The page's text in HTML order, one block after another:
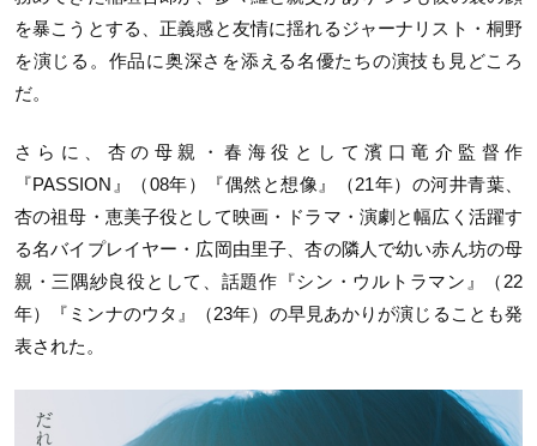
を暴こうとする、正義感と友情に揺れるジャーナリスト・桐野
を演じる。作品に奥深さを添える名優たちの演技も見どころ
だ。
さらに、杏の母親・春海役として濱口竜介監督作
『PASSION』（08年）『偶然と想像』（21年）の河井青葉、
杏の祖母・恵美子役として映画・ドラマ・演劇と幅広く活躍す
る名バイプレイヤー・広岡由里子、杏の隣人で幼い赤ん坊の母
親・三隅紗良役として、話題作『シン・ウルトラマン』（22
年）『ミンナのウタ』（23年）の早見あかりが演じることも発
表された。